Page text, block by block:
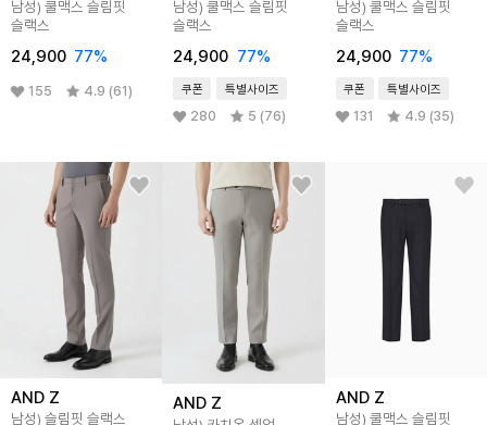
남성) 쿨맥스 슬림핏
슬랙스
24,900 77%
155 4.9 (61)
남성) 쿨맥스 슬림핏
슬랙스
24,900 77%
쿠폰 특별사이즈
280 5 (76)
남성) 쿨맥스 슬림핏
슬랙스
24,900 77%
쿠폰 특별사이즈
131 4.9 (35)
AND Z
남성) 슬림핏 슬랙스
AND Z AND Z
남성) 쿨맥스 슬림핏